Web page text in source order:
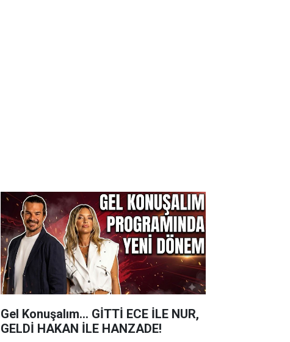
Gel Konuşalım... GİTTİ ECE İLE NUR,
GELDİ HAKAN İLE HANZADE!